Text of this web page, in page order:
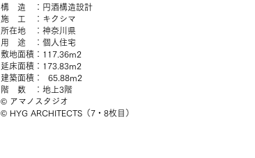
構 造 ：円酒構造設計
​施 工 ：キクシマ
所在地 ：神奈川県
用 途 ：個人住宅
敷地面積：117.36m2
延床面積：173.83m2
建築面積： 65.88m2
階 数 ：地上3階
© アマノスタジオ
© HYG ARCHITECTS（7・8枚目）